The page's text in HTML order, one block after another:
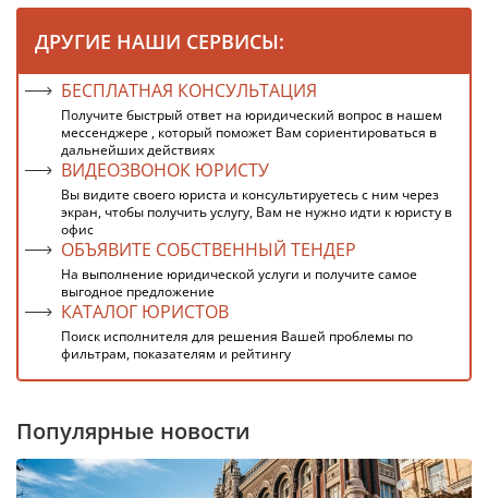
ДРУГИЕ НАШИ СЕРВИСЫ:
БЕСПЛАТНАЯ КОНСУЛЬТАЦИЯ
Получите быстрый ответ на юридический вопрос в нашем
мессенджере , который поможет Вам сориентироваться в
дальнейших действиях
ВИДЕОЗВОНОК ЮРИСТУ
Вы видите своего юриста и консультируетесь с ним через
экран, чтобы получить услугу, Вам не нужно идти к юристу в
офис
ОБЪЯВИТЕ СОБСТВЕННЫЙ ТЕНДЕР
На выполнение юридической услуги и получите самое
выгодное предложение
КАТАЛОГ ЮРИСТОВ
Поиск исполнителя для решения Вашей проблемы по
фильтрам, показателям и рейтингу
Популярные новости